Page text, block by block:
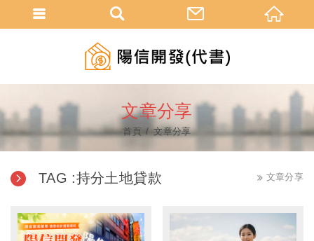
文章分享
首頁 文章分享
TAG :持分土地貸款 文章分享